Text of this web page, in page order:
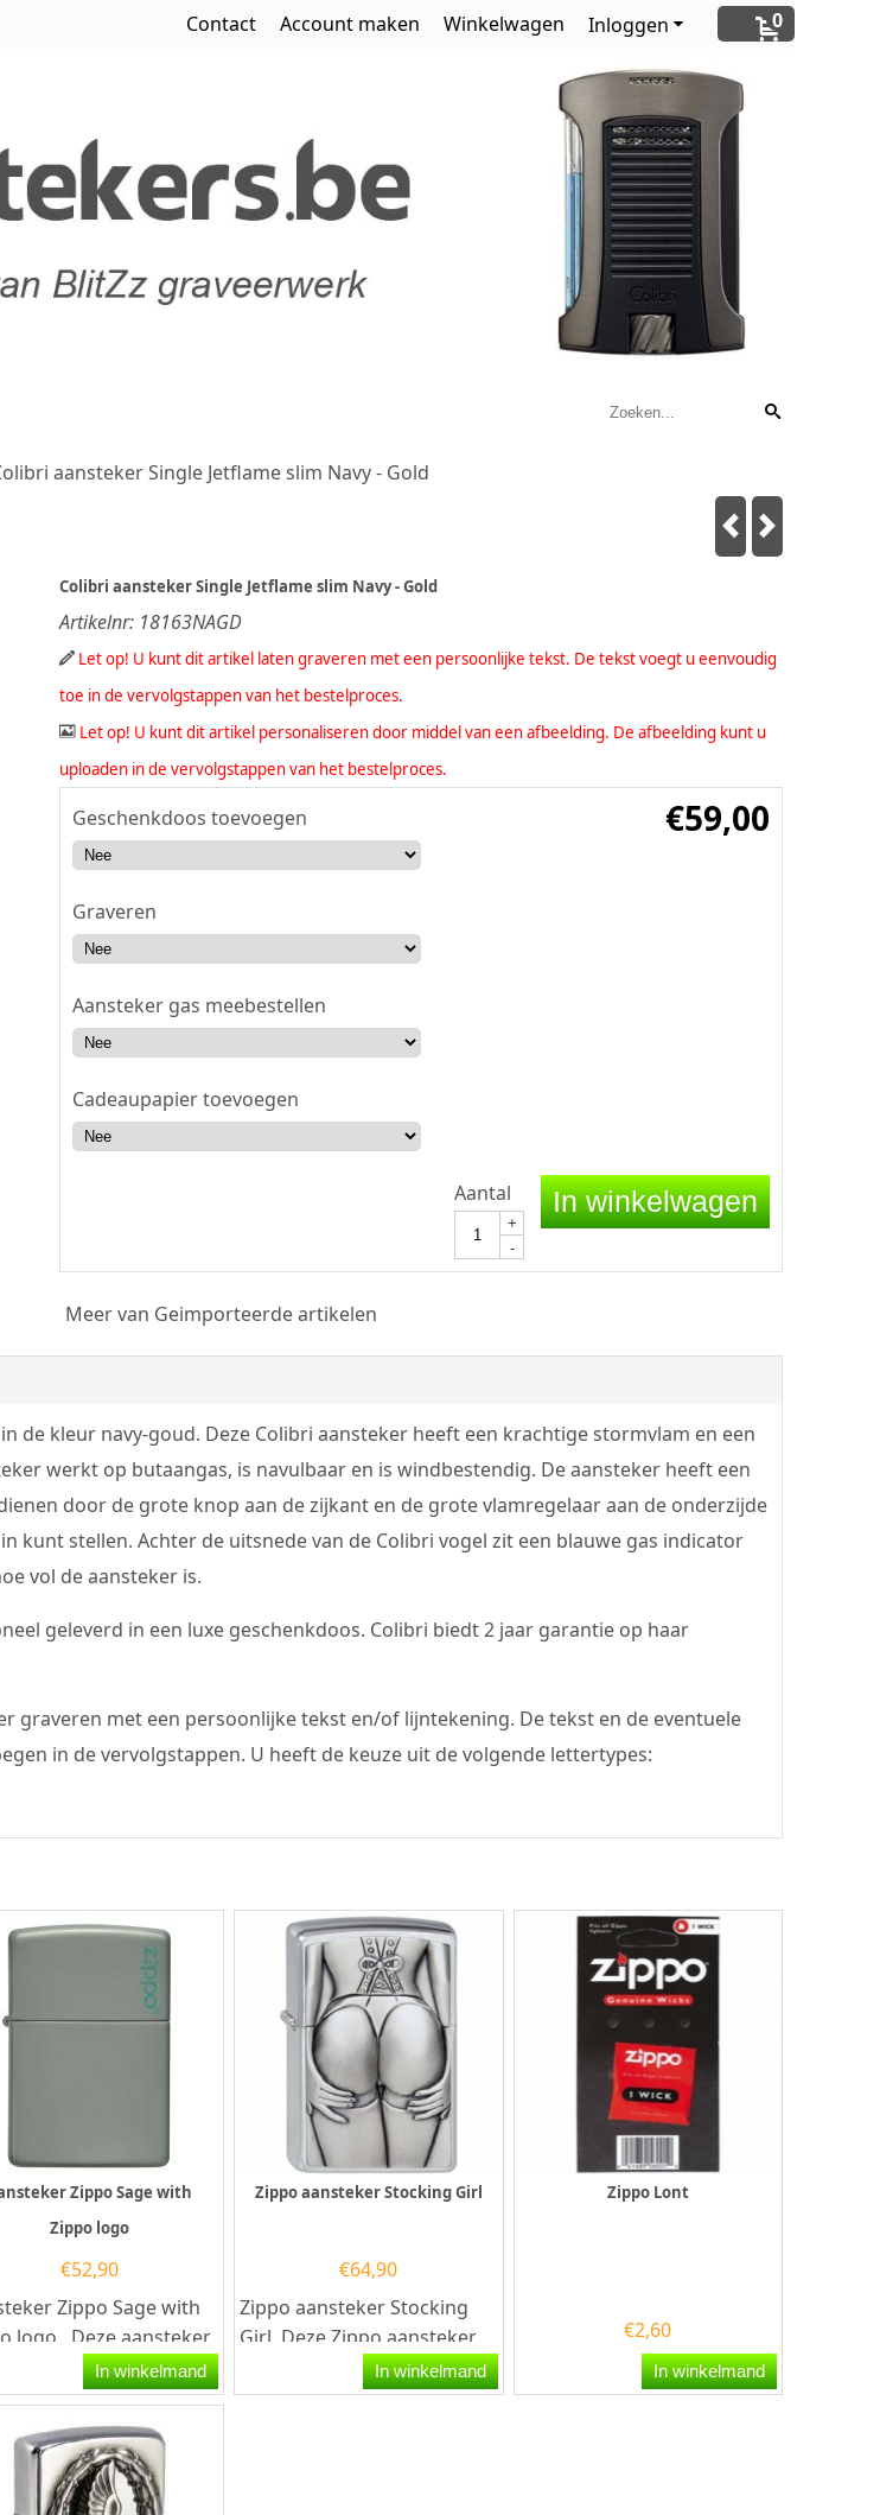
0
Inloggen
Contact Account maken Winkelwagen
aansteker Single Jetflame slim Navy - Gold
Colibri aansteker Single Jetflame slim Navy - Gold
Artikelnr: 18163NAGD
Let op! U kunt dit artikel laten graveren met een persoonlijke tekst. De tekst voegt u eenvoudig
toe in de vervolgstappen van het bestelproces.
Let op! U kunt dit artikel personaliseren door middel van een afbeelding. De afbeelding kunt u
uploaden in de vervolgstappen van het bestelproces.
€59,00
Geschenkdoos toevoegen
Graveren
Aansteker gas meebestellen
Cadeaupapier toevoegen
Aantal
+
-
In winkelwagen
Meer van Geimporteerde artikelen
de kleur navy-goud. Deze Colibri aansteker heeft een krachtige stormvlam en een
werkt op butaangas, is navulbaar en is windbestendig. De aansteker heeft een
door de grote knop aan de zijkant en de grote vlamregelaar aan de onderzijde
kunt stellen. Achter de uitsnede van de Colibri vogel zit een blauwe gas indicator
vol de aansteker is.
geleverd in een luxe geschenkdoos. Colibri biedt 2 jaar garantie op haar
graveren met een persoonlijke tekst en/of lijntekening. De tekst en de eventuele
in de vervolgstappen. U heeft de keuze uit de volgende lettertypes:
Zippo Sage with
Zippo logo
€52,90
Zippo Sage with
logo. Deze aansteker
zippo heeft rondom een
In winkelmand
Zippo aansteker Stocking Girl
€64,90
Zippo aansteker Stocking
Girl. Deze Zippo aansteker
heeft een geborsteld
chromen afwerking en aan...
In winkelmand
Zippo Lont
€2,60
In winkelmand